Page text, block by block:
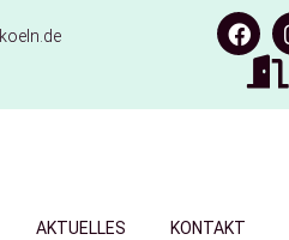
AKTUELLES KONTAKT